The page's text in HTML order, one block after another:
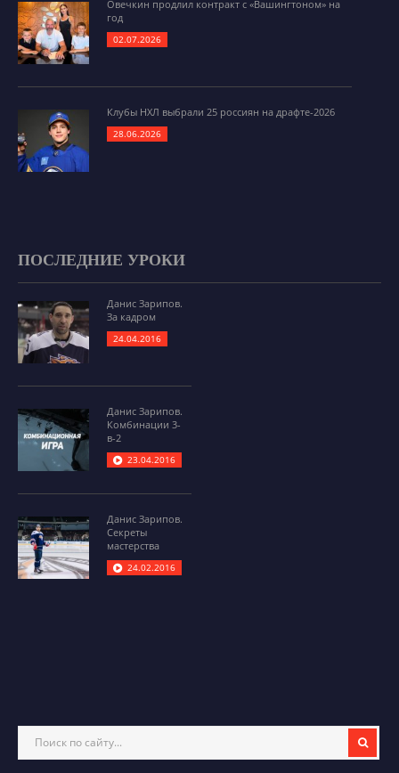
Овечкин продлил контракт с «Вашингтоном» на
год
02.07.2026
Клубы НХЛ выбрали 25 россиян на драфте-2026
28.06.2026
ПОСЛЕДНИЕ УРОКИ
Данис Зарипов.
За кадром
24.04.2016
Данис Зарипов.
Комбинации 3-
в-2
23.04.2016
Данис Зарипов.
Секреты
мастерства
24.02.2016